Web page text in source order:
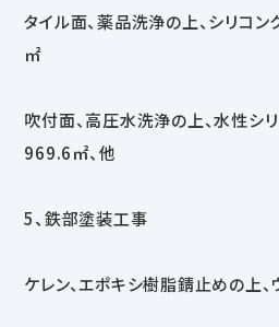
タイル面、薬品洗浄の上、シリコ
㎡
吹付面、高圧水洗浄の上、水性シ
969.6㎡、他
5、鉄部塗装工事
ケレン、エポキシ樹脂錆止めの上